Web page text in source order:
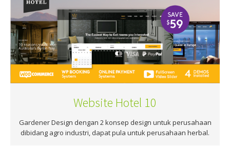
Website Hotel 10
Gardener Design dengan 2 konsep design untuk perusahaan
dibidang agro industri, dapat pula untuk perusahaan herbal.